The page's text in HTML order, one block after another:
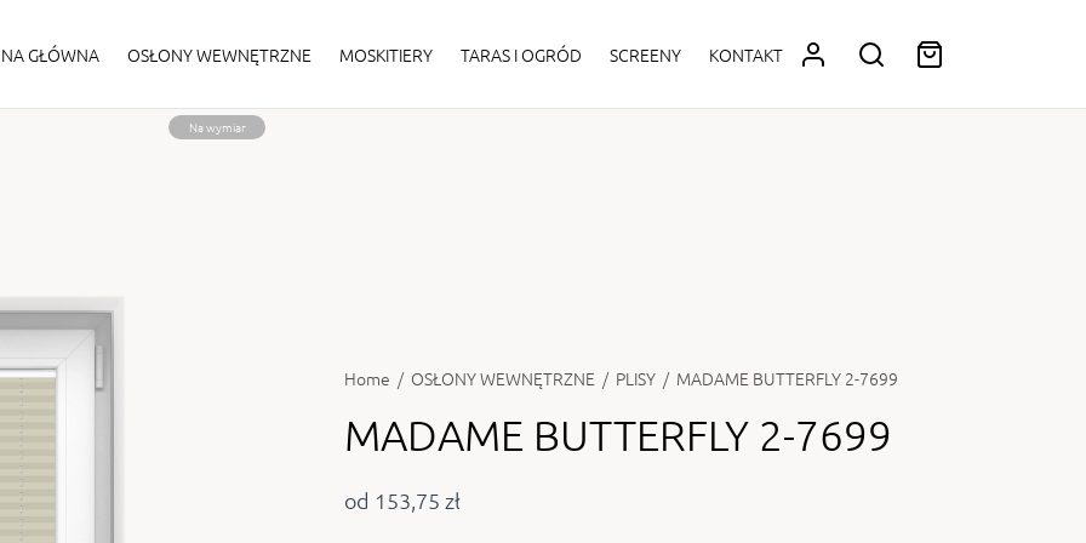
GŁÓWNA OSŁONY WEWNĘTRZNE MOSKITIERY TARAS I OGRÓD SCREENY KONTAKT
Na wymiar
Home / OSŁONY WEWNĘTRZNE / PLISY / MADAME BUTTERFLY 2-7699
MADAME BUTTERFLY 2-7699
od 153,75 zł